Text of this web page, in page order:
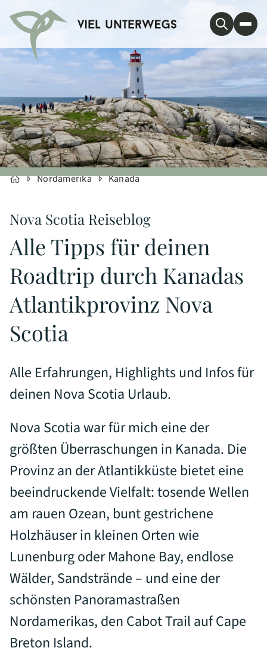
Nordamerika Kanada
Nova Scotia Reiseblog
Alle Tipps für deinen
Roadtrip durch Kanadas
Atlantikprovinz Nova
Scotia
Alle Erfahrungen, Highlights und Infos für
deinen Nova Scotia Urlaub.
Nova Scotia war für mich eine der
größten Überraschungen in Kanada. Die
Provinz an der Atlantikküste bietet eine
beeindruckende Vielfalt: tosende Wellen
am rauen Ozean, bunt gestrichene
Holzhäuser in kleinen Orten wie
Lunenburg oder Mahone Bay, endlose
Wälder, Sandstrände – und eine der
schönsten Panoramastraßen
Nordamerikas, den Cabot Trail auf Cape
Breton Island.